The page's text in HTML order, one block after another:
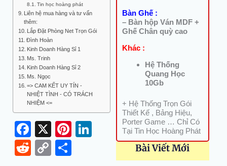
Tin học hoàng phát
Liên hệ mua hàng và tư vấn
thêm:
Lắp Đặt Phòng Net Trọn Gói
Đình Hoàn
Kinh Doanh Hàng Sỉ 1
Ms. Trinh
Kinh Doanh Hàng Sỉ 2
Ms. Ngọc
=> CAM KẾT UY TÍN -
NHIỆT TÌNH - CÓ TRÁCH
NHIỆM <=
Facebook
X Pinterest
LinkedIn
RedditCopy
Bàn Ghế :
– Bàn hộp Ván MDF +
Ghế Chân quỳ cao
Khác :
Hệ Thống
Quang Học
10Gb
+ Hệ Thống Trọn Gói
Thiết Kế , Bảng Hiệu,
Porter Game … Chỉ Có
Tại Tin Học Hoàng Phát
Bài Viết Mới